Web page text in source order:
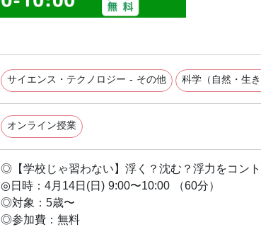
サイエンス・テクノロジー - その他 科学（自然・生き
オンライン授業
◎【学校じゃ習わない】浮く？沈む？浮力をコント
◎日時：4月14日(日) 9:00〜10:00 （60分）
◎対象：5歳〜
◎参加費：無料